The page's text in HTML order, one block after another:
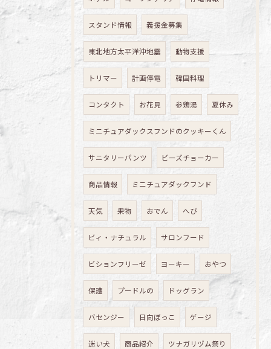
スタンド情報 義援金募集
東北地方太平洋沖地震 動物支援
トリマー 計画停電 韓国料理
コンタクト お花見 参鶏湯 夏休み
ミニチュアダックスフンドのクッキーくん
サニタリーパンツ ビーズチョーカー
商品情報 ミニチュアダックフンド
天気 果物 おでん へび
ビィ・ナチュラル サロンフード
ビションフリーゼ ヨーキー おやつ
保護 プードルの ドッグラン
バセンジー 日向ぼっこ ゲージ
迷い犬 商品紹介 ツナガリヅム祭り